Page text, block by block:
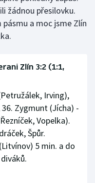
žádnou přesilovku.
a moc jsme Zlín
Zlín 3:2 (1:1,
Irving),
36. Zygmunt (Jícha) -
Vopelka).
Špůr.
5 min. a do